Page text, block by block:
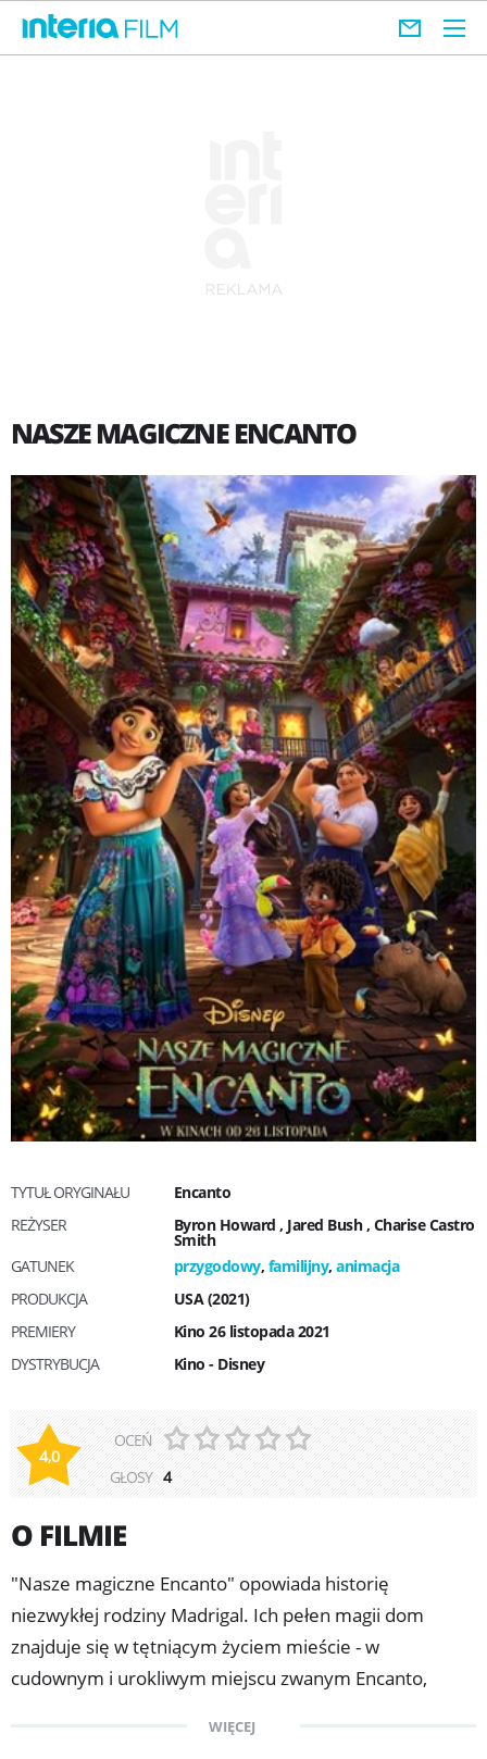
NASZE MAGICZNE ENCANTO
TYTUŁ ORYGINAŁU
Encanto
REŻYSER
Byron Howard , Jared Bush, Charise Castro
Smith
GATUNEK
przygodowy, familijny,animacja
PRODUKCJA
USA (2021)
PREMIERY
Kino 26 listopada 2021
DYSTRYBUCJA
Kino - Disney
4,0
OCEŃ
GŁOSY 4
O FILMIE
"Nasze magiczne Encanto" opowiada historię
niezwykłej rodziny Madrigal. Ich pełen magii dom
znajduje się w tętniącym życiem mieście - w
cudownym i urokliwym miejscu zwanym Encanto,
każde dziecko w rodzinie posiada wyjątkową moc
WIĘCEJ